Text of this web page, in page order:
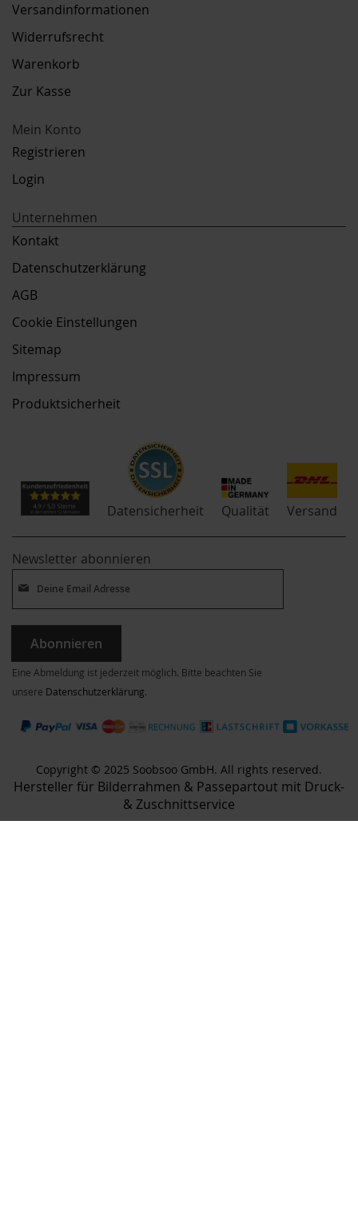
Versandinformationen
Widerrufsrecht
Warenkorb
Zur Kasse
Mein Konto
Registrieren
Login
Unternehmen
Kontakt
Datenschutzerklärung
AGB
Cookie Einstellungen
Sitemap
Impressum
Produktsicherheit
Datensicherheit Qualität Versand
Newsletter abonnieren
Abonnieren
Eine Abmeldung ist jederzeit möglich. Bitte beachten Sie
unsere Datenschutzerklärung.
Copyright © 2025 Soobsoo GmbH. All rights reserved.
Hersteller für Bilderrahmen & Passepartout mit Druck-
& Zuschnittservice